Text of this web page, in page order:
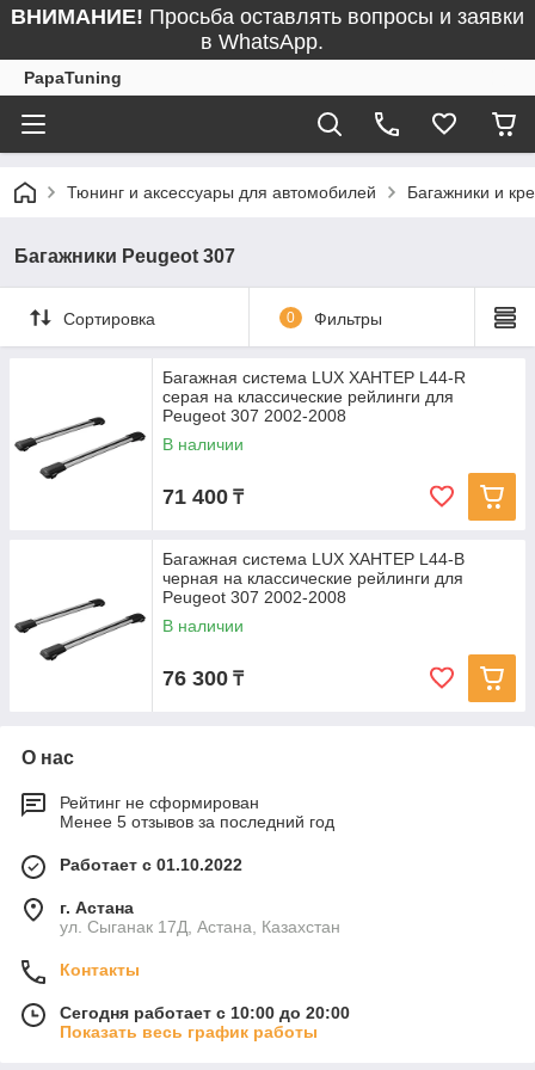
ВНИМАНИЕ! Просьба оставлять вопросы и заявки
в WhatsApp.
PapaTuning
Тюнинг и аксессуары для автомобилей Багажники и
Багажники Peugeot 307
Сортировка 0 Фильтры
Багажная система LUX ХАНТЕР L44-R
серая на классические рейлинги для
Peugeot 307 2002-2008
В наличии
71 400 ₸
Багажная система LUX ХАНТЕР L44-B
черная на классические рейлинги для
Peugeot 307 2002-2008
В наличии
76 300 ₸
О нас
Рейтинг не сформирован
Менее 5 отзывов за последний год
Работает с 01.10.2022
г. Астана
ул. Сыганак 17Д, Астана, Казахстан
Контакты
Сегодня работает с 10:00 до 20:00
Показать весь график работы